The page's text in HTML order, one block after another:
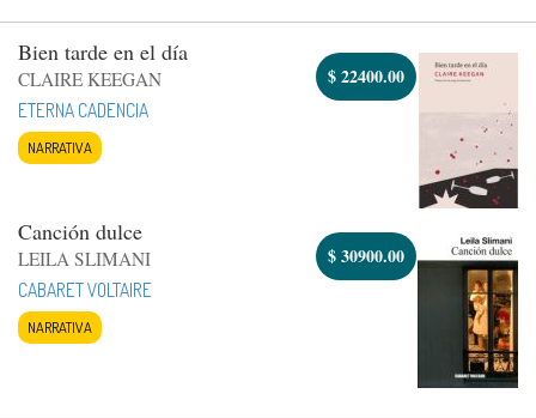
Bien tarde en el día
CLAIRE KEEGAN
ETERNA CADENCIA
NARRATIVA
$22400.00
Canción dulce
LEILA SLIMANI
CABARET VOLTAIRE
NARRATIVA
$30900.00